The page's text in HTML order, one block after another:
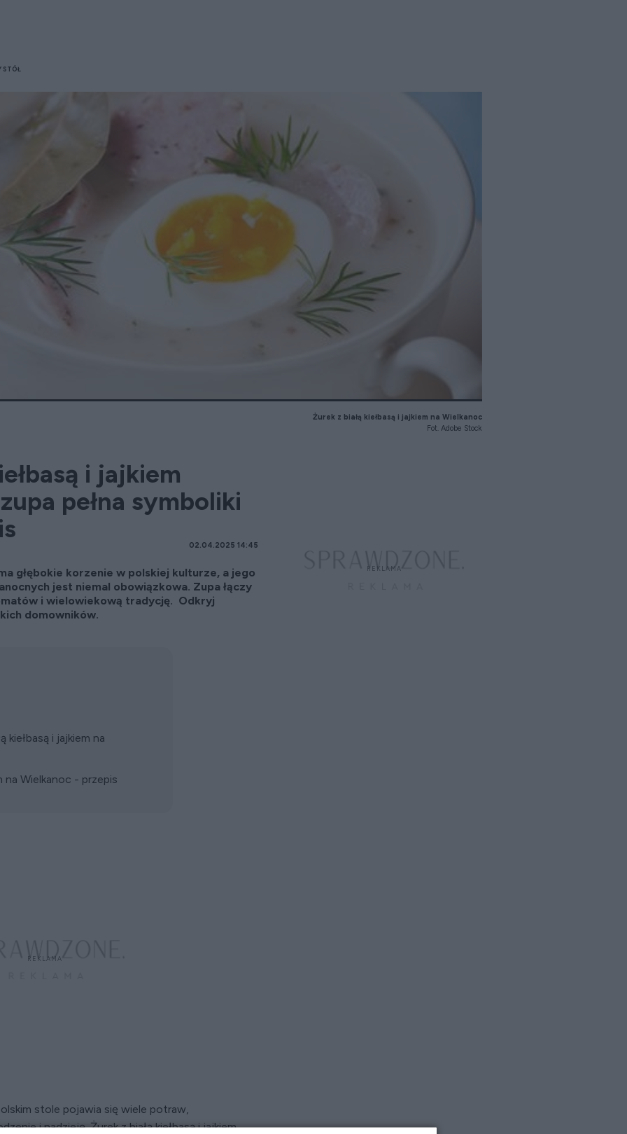
STÓŁ
Żurek z białą kiełbasą i jajkiem na Wielkanoc
Fot. Adobe Stock
i jajkiem
pełna symboliki
02.04.2025 14:45
głębokie korzenie w polskiej kulturze, a jego
jest niemal obowiązkowa. Zupa łączy
i wielowiekową tradycję. Odkryj
domowników.
kiełbasą i jajkiem na
na Wielkanoc - przepis
stole pojawia się wiele potraw,
i nadzieję. Żurek z białą kiełbasą i jajkiem